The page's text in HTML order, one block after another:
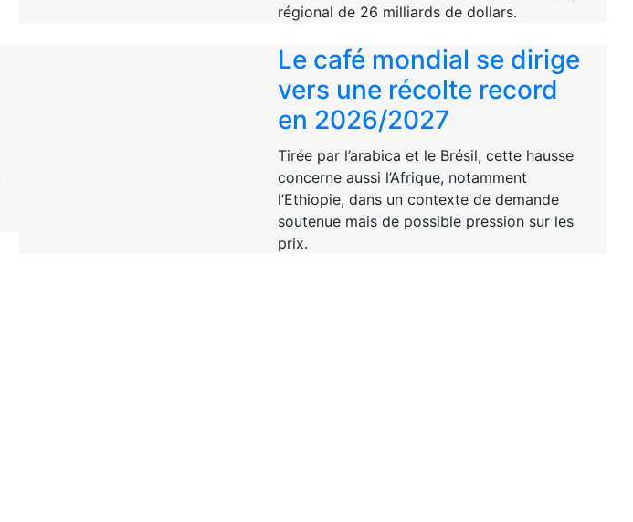
régional de 26 milliards de dollars.
Le café mondial se dirige
vers une récolte record
en 2026/2027
Tirée par l’arabica et le Brésil, cette hausse
concerne aussi l’Afrique, notamment
l’Ethiopie, dans un contexte de demande
soutenue mais de possible pression sur les
prix.